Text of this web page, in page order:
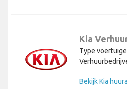
Kia
Type
Bekijk Kia